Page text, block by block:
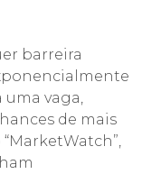
barreira
vaga,
de mais